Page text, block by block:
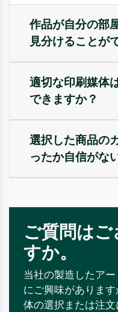
作品が自分の部
見分けることが
適切な印刷媒体
できますか？
選択した商品の
ったか自信がな
ご質問はご
すか。
当社の製造したアー
にご興味がありま
体の選択または注